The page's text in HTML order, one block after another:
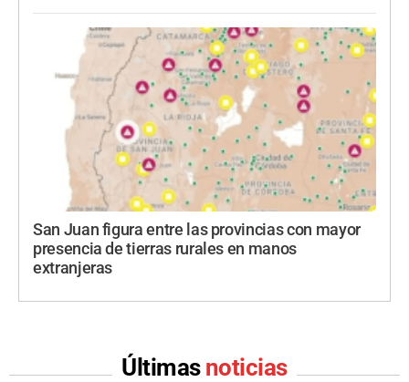
San Juan figura entre las provincias con mayor
presencia de tierras rurales en manos
extranjeras
Últimas noticias